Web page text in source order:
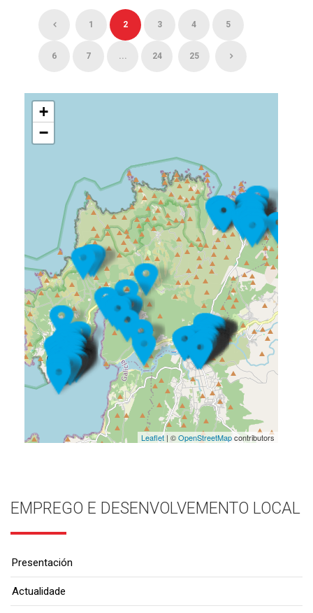
1 2 3 4 5
6 7 ... 24 25
+
−
Leaflet| ©OpenStreetMapcontributors
EMPREGO E DESENVOLVEMENTO LOCAL
Presentación
Actualidade